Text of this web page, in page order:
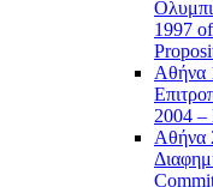
1997
Αθήνα
2004 –
Αθήνα